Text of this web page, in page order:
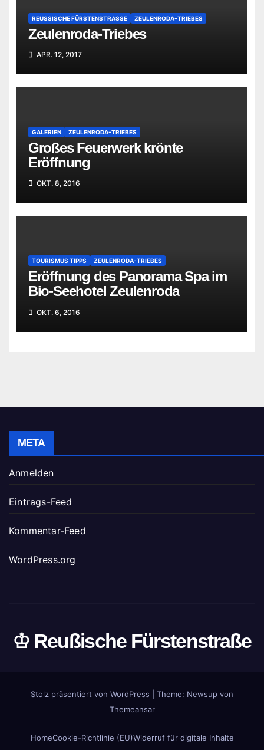
REUSSISCHE FÜRSTENSTRASSE ZEULENRODA-TRIEBES
Zeulenroda-Triebes
APR. 12, 2017
GALERIEN ZEULENRODA-TRIEBES
Großes Feuerwerk krönte
Eröffnung
OKT. 8, 2016
TOURISMUS TIPPS ZEULENRODA-TRIEBES
Eröffnung des Panorama Spa im
Bio-Seehotel Zeulenroda
OKT. 6, 2016
META
Anmelden
Eintrags-Feed
Kommentar-Feed
WordPress.org
♔ Reußische Fürstenstraße
Stolz präsentiert von WordPress
Theme: Newsup von
Themeansar
HomeCookie-Richtlinie (EU)Widerruf für digitale Inhalte